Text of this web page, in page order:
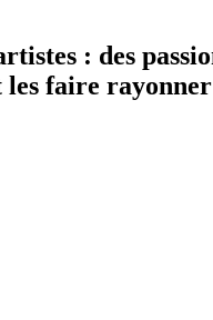
: des
les faire